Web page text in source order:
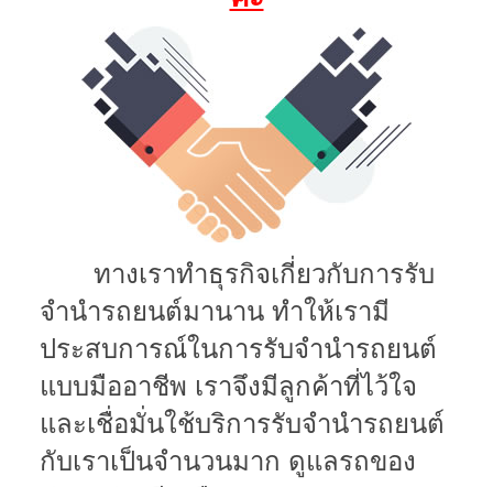
ทางเราทำธุรกิจเกี่ยวกับการรับ
จำนำรถยนต์มานาน ทำให้เรามี
ประสบการณ์ในการรับจำนำรถยนต์
แบบมืออาชีพ เราจึงมีลูกค้าที่ไว้ใจ
และเชื่อมั่นใช้บริการรับจำนำรถยนต์
กับเราเป็นจำนวนมาก ดูแลรถของ